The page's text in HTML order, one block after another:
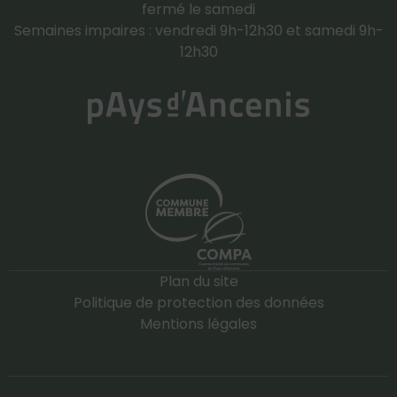
fermé le samedi
Semaines impaires : vendredi 9h-12h30 et samedi 9h-
12h30
Plan du site
Politique de protection des données
Mentions légales